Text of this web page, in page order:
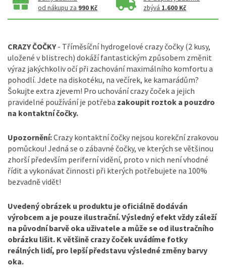
od nákupu za 990 Kč
zbývá 1.600 Kč
CRAZY ČOČKY- Tříměsíční hydrogelové crazy čočky (2 kusy,
uložené v blistrech) dokáží fantastickým způsobem změnit
výraz jakýchkoliv očí při zachování maximálního komfortu a
pohodlí. Jdete na diskotéku, na večírek, ke kamarádům?
Šokujte extra zjevem! Pro uchování crazy čoček a jejich
pravidelné používání je potřeba zakoupit roztok a pouzdro
na kontaktní čočky.
Upozornění:Crazy kontaktní čočky nejsou korekční zrakovou
pomůckou! Jedná se o zábavné čočky, ve kterých se většinou
zhorší především periferní vidění, proto v nich není vhodné
řídit a vykonávat činnosti při kterých potřebujete na 100%
bezvadně vidět!
Uvedený obrázek u produktu je oficiálně dodáván
výrobcem a je pouze ilustrační. Výsledný efekt vždy záleží
na původní barvě oka uživatele a může se od ilustračního
obrázku lišit. K většině crazy čoček uvádíme fotky
reálných lidí, pro lepší představu výsledné změny barvy
oka.